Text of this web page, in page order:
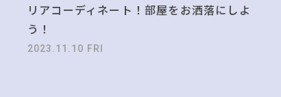
リアコーディネート！部屋をお洒落にしよ
う！
2023.11.10 FRI